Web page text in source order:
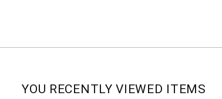
YOU RECENTLY VIEWED ITEMS